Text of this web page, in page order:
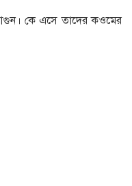
কে এসে তাদের কওমের